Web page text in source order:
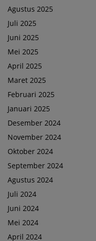
Agustus 2025
Juli 2025
Juni 2025
Mei 2025
April 2025
Maret 2025
Februari 2025
Januari 2025
Desember 2024
November 2024
Oktober 2024
September 2024
Agustus 2024
Juli 2024
Juni 2024
Mei 2024
April 2024